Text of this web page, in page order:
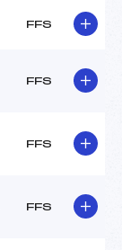
FFS
FFS
FFS
FFS